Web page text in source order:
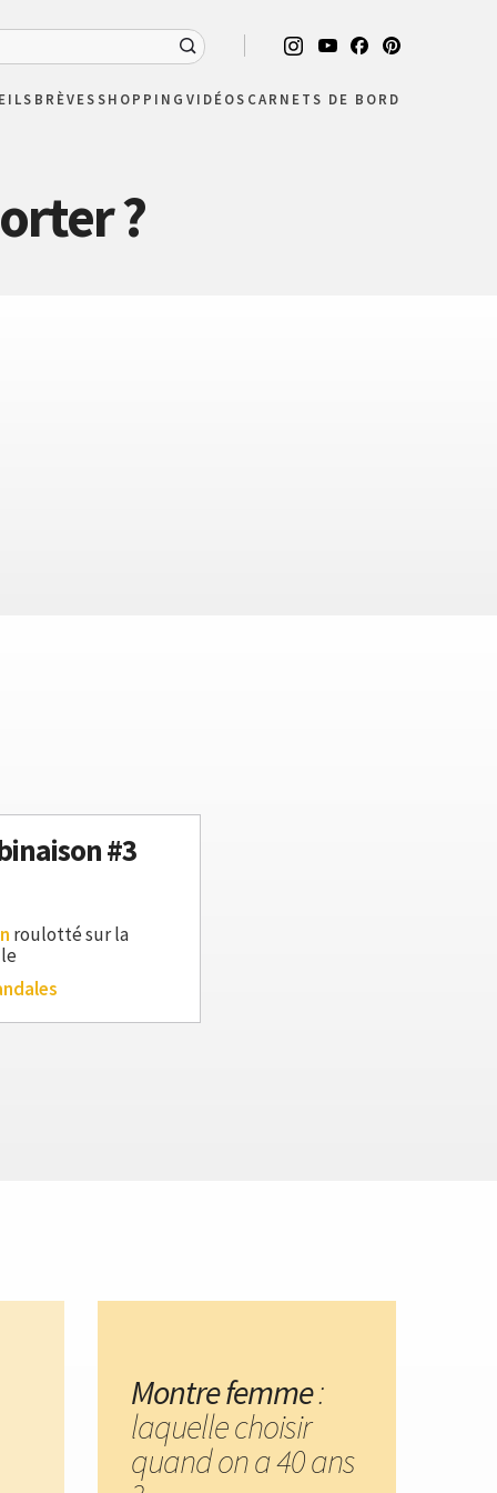
BRÈVESSHOPPING VIDÉOS CARNETS DE BORD
?
#3
roulotté sur la
Montre femme:
laquelle choisir
quand on a 40 ans